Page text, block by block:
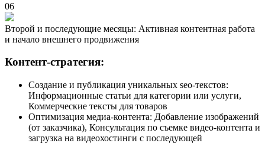
06
Второй и последующие месяцы: Активная контентная работа
и начало внешнего продвижения
Контент-стратегия:
Создание и публикация уникальных seo-текстов:
Информационные статьи для категории или услуги,
Коммерческие тексты для товаров
Оптимизация медиа-контента: Добавление изображений
(от заказчика), Консультация по съемке видео-контента и
загрузка на видеохостинги с последующей